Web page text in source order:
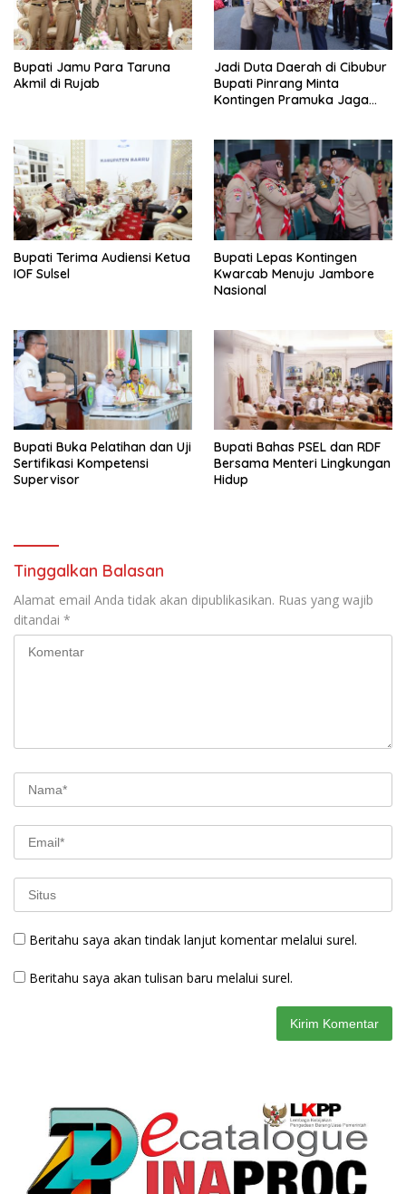
Bupati Jamu Para Taruna
Akmil di Rujab
Jadi Duta Daerah di Cibubur
Bupati Pinrang Minta
Kontingen Pramuka Jaga
Bupati Terima Audiensi Ketua
IOF Sulsel
Bupati Lepas Kontingen
Kwarcab Menuju Jambore
Nasional
Bupati Buka Pelatihan dan Uji
Sertifikasi Kompetensi
Supervisor
Bupati Bahas PSEL dan RDF
Bersama Menteri Lingkungan
Hidup
Tinggalkan Balasan
Alamat email Anda tidak akan dipublikasikan. Ruas yang wajib
ditandai *
Beritahu saya akan tindak lanjut komentar melalui surel.
Beritahu saya akan tulisan baru melalui surel.